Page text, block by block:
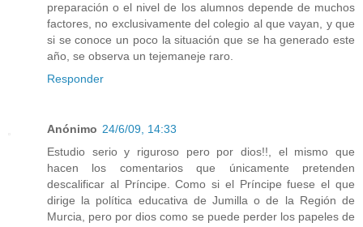
preparación o el nivel de los alumnos depende de muchos
factores, no exclusivamente del colegio al que vayan, y que
si se conoce un poco la situación que se ha generado este
año, se observa un tejemaneje raro.
Responder
Anónimo 24/6/09, 14:33
Estudio serio y riguroso pero por dios!!, el mismo que
hacen los comentarios que únicamente pretenden
descalificar al Príncipe. Como si el Príncipe fuese el que
dirige la política educativa de Jumilla o de la Región de
Murcia, pero por dios como se puede perder los papeles de